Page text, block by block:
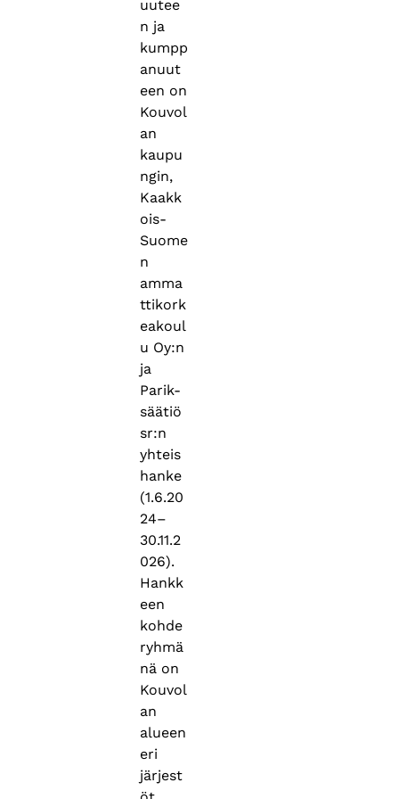
uutee
n ja
kumpp
anuut
een on
Kouvol
an
kaupu
ngin,
Kaakk
ois-
Suome
n
amma
ttikork
eakoul
u Oy:n
ja
Parik-
säätiö
sr:n
yhteis
hanke
(1.6.20
24–
30.11.2
026).
Hankk
een
kohde
ryhmä
nä on
Kouvol
an
alueen
eri
järjest